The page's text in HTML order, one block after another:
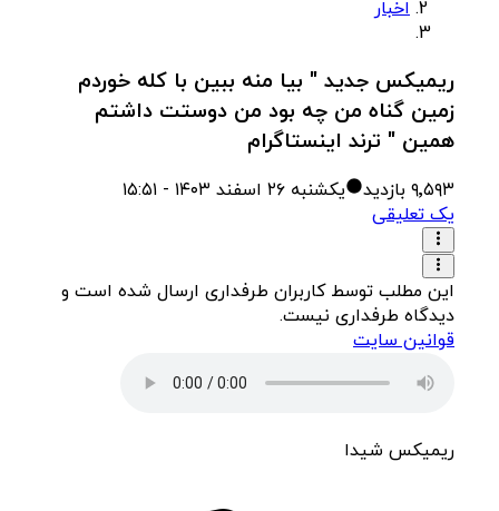
اخبار
ریمیکس جدید " بیا منه ببین با کله خوردم
زمین گناه من چه بود من دوستت داشتم
همین " ترند اینستاگرام
۹٬۵۹۳ بازدید
یکشنبه ۲۶ اسفند ۱۴۰۳ - ۱۵:۵۱
یک تعلیقی
این مطلب توسط کاربران طرفداری ارسال شده است و
دیدگاه طرفداری نیست.
قوانین سایت
ریمیکس شیدا